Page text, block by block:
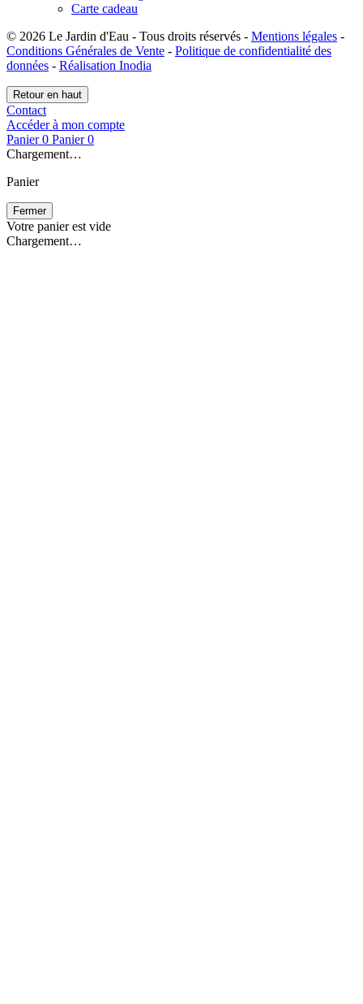
Carte cadeau
© 2026 Le Jardin d'Eau - Tous droits réservés - Mentions légales -
Conditions Générales de Vente - Politique de confidentialité des
données - Réalisation Inodia
Retour en haut
Contact
Accéder à mon compte
Panier 0 Panier 0
Chargement…
Panier
Fermer
Votre panier est vide
Chargement…